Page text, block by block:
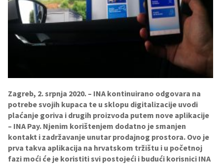
Zagreb, 2. srpnja 2020. – INA kontinuirano odgovara na
potrebe svojih kupaca te u sklopu digitalizacije uvodi
plaćanje goriva i drugih proizvoda putem nove aplikacije
– INA Pay. Njenim korištenjem dodatno je smanjen
kontakt i zadržavanje unutar prodajnog prostora. Ovo je
prva takva aplikacija na hrvatskom tržištu i u početnoj
fazi moći će je koristiti svi postojeći i budući korisnici INA